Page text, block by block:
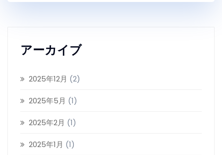
アーカイブ
2025年12月 (2)
2025年5月 (1)
2025年2月 (1)
2025年1月 (1)